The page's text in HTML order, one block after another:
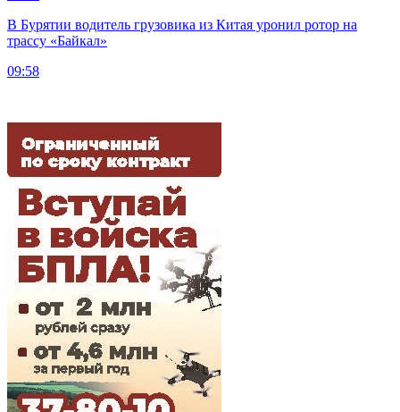
В Бурятии водитель грузовика из Китая уронил ротор на
трассу «Байкал»
09:58